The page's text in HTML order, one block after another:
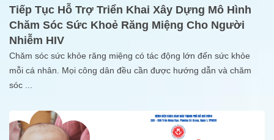
Tiếp Tục Hỗ Trợ Triển Khai Xây Dựng Mô Hình
Chăm Sóc Sức Khoẻ Răng Miệng Cho Người
Nhiễm HIV
Chăm sóc sức khỏe răng miệng có tác động lớn đến sức khỏe
mỗi cá nhân. Mọi công dân đều cần được hướng dẫn và chăm
sóc